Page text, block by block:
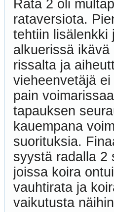
Rata 2 oli
rataversiota.
tehtiin lisälenkki
alkuerissä
rissalta ja
vieheenvetäjä
pain
tapauksen
kauempana
suorituksia.
syystä radalla 2
joissa koira
vauhtirata ja
vaikutusta